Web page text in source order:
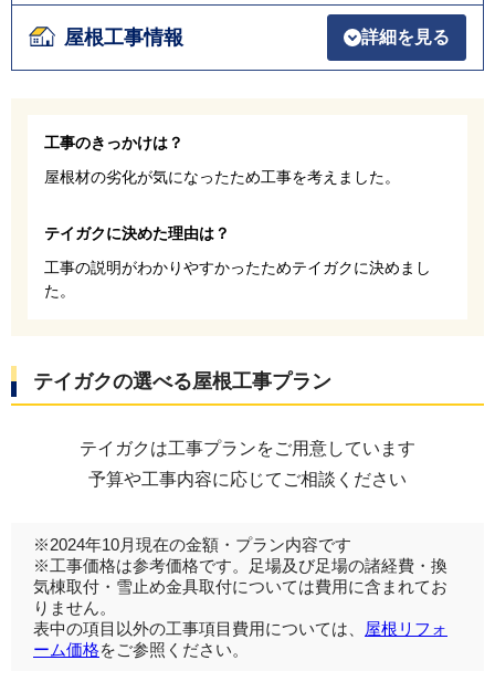
屋根工事情報 詳細を見る
工事のきっかけは？
屋根材の劣化が気になったため工事を考えました。
テイガクに決めた理由は？
工事の説明がわかりやすかったためテイガクに決めまし
た。
テイガクの選べる屋根工事プラン
テイガクは工事プランをご用意しています
予算や工事内容に応じてご相談ください
※2024年10月現在の金額・プラン内容です
※工事価格は参考価格です。足場及び足場の諸経費・換
気棟取付・雪止め金具取付については費用に含まれてお
りません。
表中の項目以外の工事項目費用については、
屋根リフォ
ーム価格をご参照ください。